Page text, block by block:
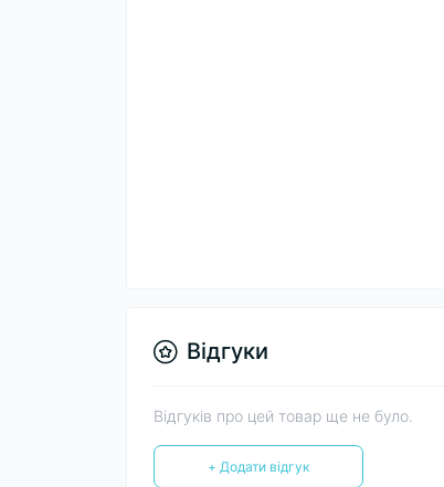
Відгуки
Відгуків про цей товар ще не було.
+ Додати відгук